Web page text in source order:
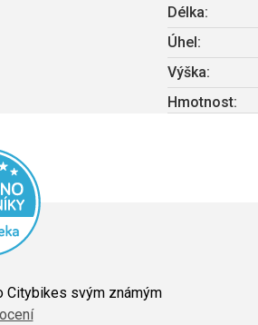
Délka:
Úhel :
Výška:
Hmotnost:
Citybikes svým známým